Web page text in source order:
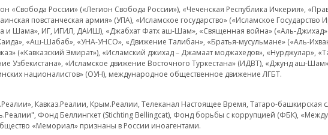
«Свобода России» («Легион Свобода России»), «Чеченская Республика Ичкерия»,
повстанческая армия» (УПА), «Исламское государство» («Исламское
и Шама», ИГ, ИГИЛ, ДАИШ), «Джабхат Фатх аш-Шам», «Священная война» («Аль-Джихад»
«Аш-Шабаб», «УНА-УНСО», «Движение Талибан», «Братья-мусульмане» («Аль-
(«Кавказский Эмират»), «Исламский джихад – Джамаат моджахедов», «Нурджулар»,
Узбекистана», «Исламское движение Восточного Туркестана» (ИДВТ), «Джунд аш-
националистов» (ОУН), международное общественное движение ЛГБТ.
Кавказ.Реалии, Крым.Реалии, Телеканал Настоящее Время, Татаро-
Фонд Беллингкет (Stichting Bellingcat), Фонд борьбы с коррупцией (ФБК),
«Мемориал» признаны в России иноагентами.